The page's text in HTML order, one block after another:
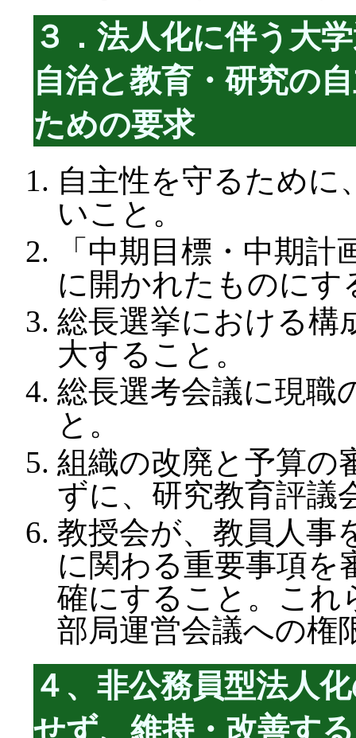
３．法人化に伴う大
自治と教育・研究の
ための要求
自主性を守るために
いこと。
「中期目標・中期
に開かれたものにす
総長選挙における構
大すること。
総長選考会議に現職
と。
組織の改廃と予算の
ずに、研究教育評議
教授会が、教員人事
に関わる重要事項を
確にすること。これ
部局運営会議への権
４、非公務員型法人
せず、維持・改善す